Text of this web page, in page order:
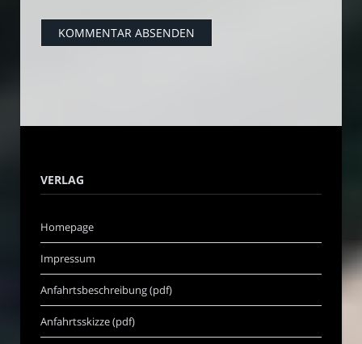
VERLAG
Homepage
Impressum
Anfahrtsbeschreibung (pdf)
Anfahrtsskizze (pdf)